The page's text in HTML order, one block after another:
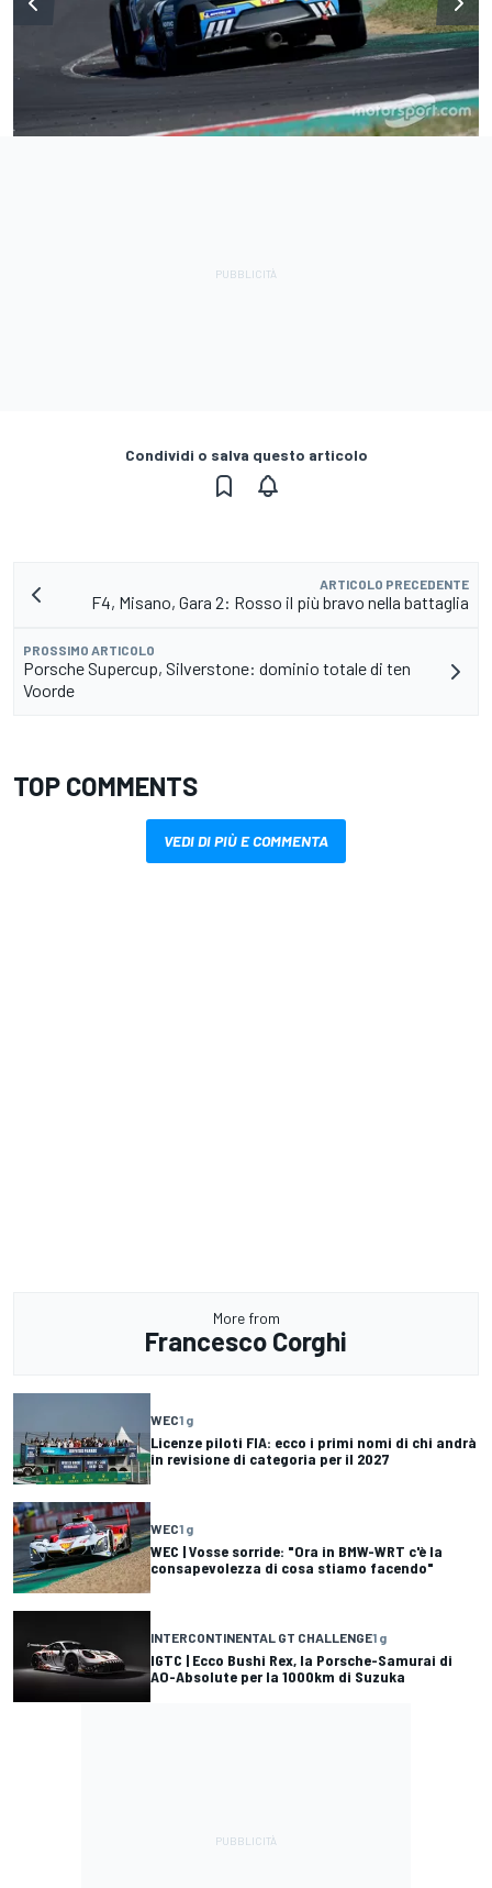
Condividi o salva questo articolo
ARTICOLO PRECEDENTE
F4, Misano, Gara 2: Rosso il più bravo nella battaglia
PROSSIMO ARTICOLO
Porsche Supercup, Silverstone: dominio totale di ten
Voorde
TOP COMMENTS
VEDI DI PIÙ E COMMENTA
More from
Francesco Corghi
WEC1 g
Licenze piloti FIA: ecco i primi nomi di chi andrà
in revisione di categoria per il 2027
WEC1 g
WEC | Vosse sorride: "Ora in BMW-WRT c'è la
consapevolezza di cosa stiamo facendo"
INTERCONTINENTAL GT CHALLENGE1 g
IGTC | Ecco Bushi Rex, la Porsche-Samurai di
AO-Absolute per la 1000km di Suzuka